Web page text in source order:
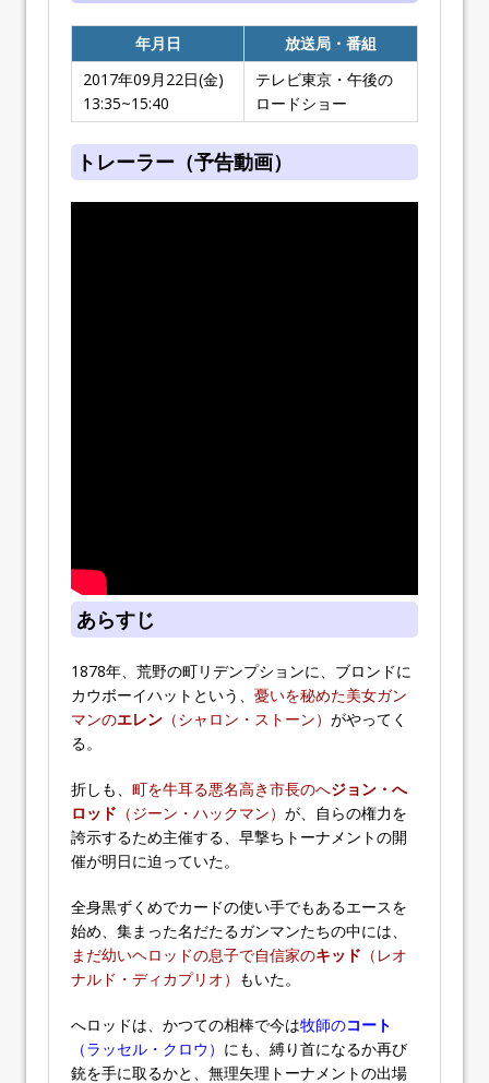
年月日
放送局・番組
2017年09月22日(金)
13:35~15:40
テレビ東京・午後の
ロードショー
トレーラー（予告動画）
あらすじ
1878年、荒野の町リデンプションに、ブロンドに
カウボーイハットという、 憂いを秘めた美女ガン
マンのエレン （シャロン・ストーン） がやってく
る。
折しも、 町を牛耳る悪名高き市長のへジョン・へ
ロッド （ジーン・ハックマン） が、自らの権力を
誇示するため主催する、早撃ちトーナメントの開
催が明日に迫っていた。
全身黒ずくめでカードの使い手でもあるエースを
始め、集まった名だたるガンマンたちの中には、
まだ幼いヘロッドの息子で自信家のキッド （レオ
ナルド・ディカプリオ） もいた。
へロッドは、かつての相棒で今は牧師のコート
（ラッセル・クロウ） にも、縛り首になるか再び
銃を手に取るかと、無理矢理トーナメントの出場